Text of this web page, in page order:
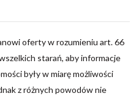
oferty w rozumieniu art. 66
starań, aby informacje
były w miarę możliwości
z różnych powodów nie